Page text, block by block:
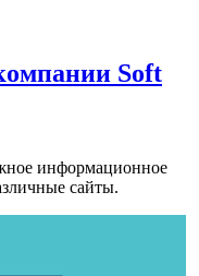
Soft
информационное
сайты.